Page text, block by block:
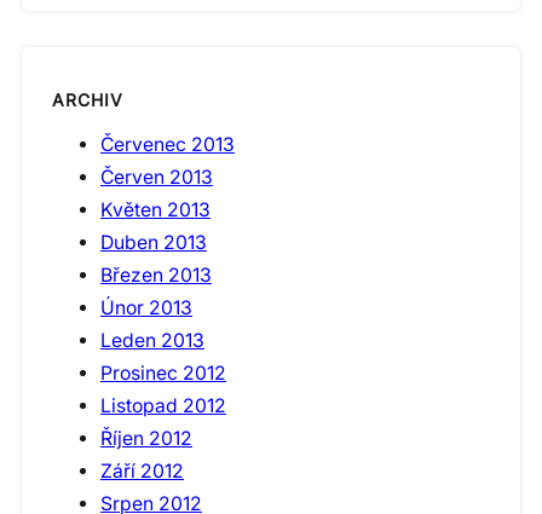
ARCHIV
Červenec 2013
Červen 2013
Květen 2013
Duben 2013
Březen 2013
Únor 2013
Leden 2013
Prosinec 2012
Listopad 2012
Říjen 2012
Září 2012
Srpen 2012